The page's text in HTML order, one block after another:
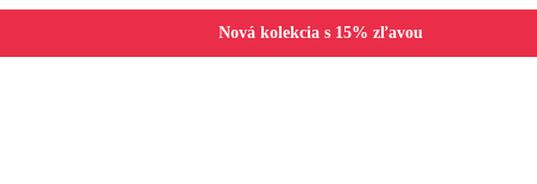
Nová kolekcia s 15% zľavou